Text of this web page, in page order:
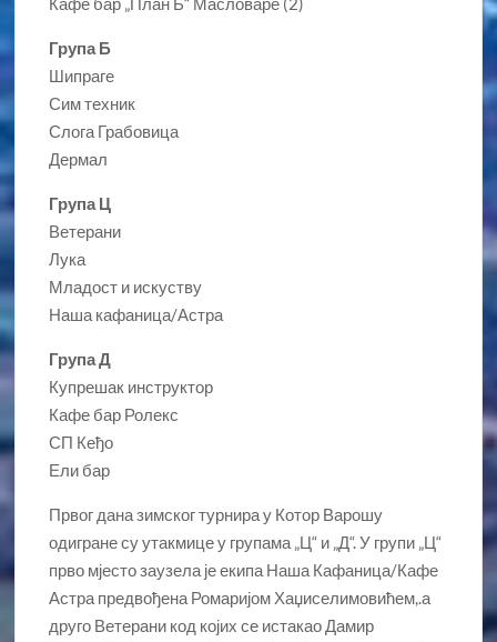
Група Б
Шипраге
Сим техник
Слога Грабовица
Дермал
Група Ц
Ветерани
Лука
Младост и искуству
Наша кафаница/Астра
Група Д
Купрешак инструктор
Кафе бар Ролекс
СП Кеђо
Ели бар
Првог дана зимског турнира у Котор Варошу
одигране су утакмице у групама „Ц“ и „Д“. У групи „Ц“
прво мјесто заузела је екипа Наша Кафаница/Кафе
Астра предвођена Ромаријом Хаџиселимовићем,.а
друго Ветерани код којих се истакао Дамир